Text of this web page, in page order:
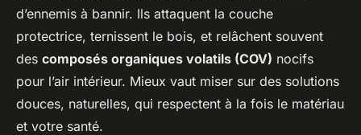
d’ennemis à bannir. Ils attaquent la couche
protectrice, ternissent le bois, et relâchent souvent
des composés organiques volatils (COV) nocifs
pour l’air intérieur. Mieux vaut miser sur des solutions
douces, naturelles, qui respectent à la fois le matériau
et votre santé.